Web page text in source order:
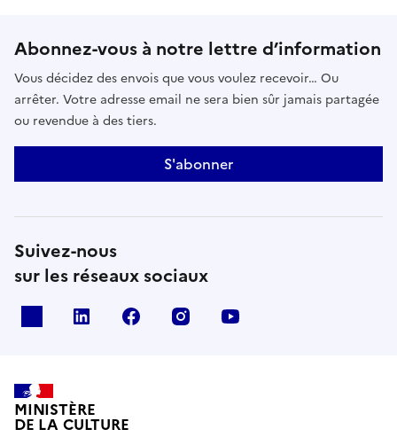
Abonnez-vous à notre lettre d’information
Vous décidez des envois que vous voulez recevoir… Ou
arrêter. Votre adresse email ne sera bien sûr jamais partagée
ou revendue à des tiers.
S'abonner
Suivez-nous
sur les réseaux sociaux
linkedin facebook instagram
MINISTÈRE
DE LA CULTURE